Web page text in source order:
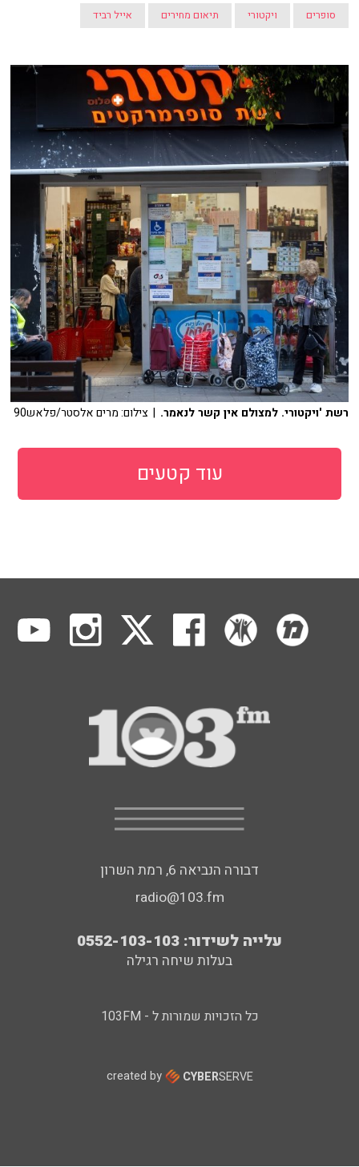
סופרים ויקטורי תיאום מחירים אייל רביד
רשת 'ויקטורי. למצולם אין קשר לנאמר. | צילום: מרים אלסטר/פלאש90
עוד קטעים
דבורה הנביאה 6, רמת השרון
radio@103.fm
עלייה לשידור: 0552-103-103
בעלות שיחה רגילה
כל הזכויות שמורות ל - 103FM
created by CYBERSERVE